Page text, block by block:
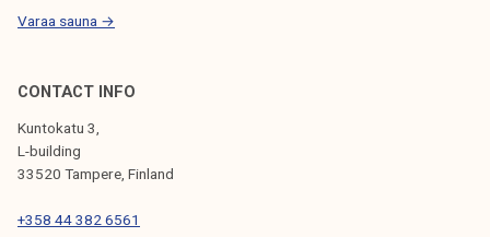
Varaa sauna →
CONTACT INFO
Kuntokatu 3,
L-building
33520 Tampere, Finland
+358 44 382 6561